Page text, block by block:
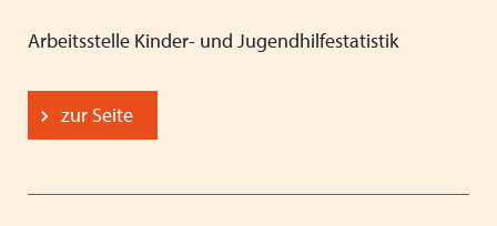
Arbeitsstelle Kinder- und Jugendhilfestatistik
zur Seite